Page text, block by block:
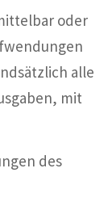
oder
alle
mit
des